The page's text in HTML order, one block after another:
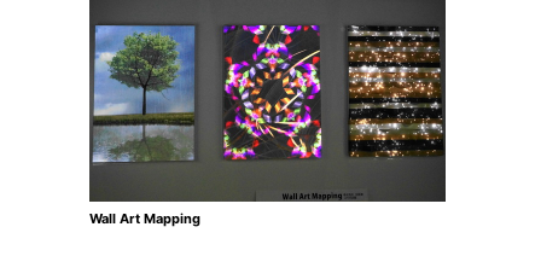
Wall Art Mapping